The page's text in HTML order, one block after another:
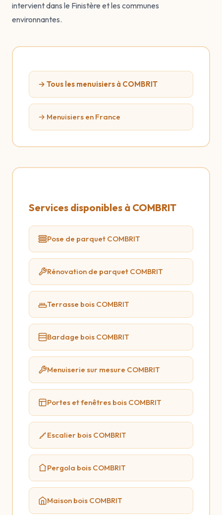
intervient dans le Finistère et les communes
environnantes.
→ Tous les menuisiers à COMBRIT
→ Menuisiers en France
Services disponibles à COMBRIT
Pose de parquet COMBRIT
Rénovation de parquet COMBRIT
Terrasse bois COMBRIT
Bardage bois COMBRIT
Menuiserie sur mesure COMBRIT
Portes et fenêtres bois COMBRIT
Escalier bois COMBRIT
Pergola bois COMBRIT
Maison bois COMBRIT